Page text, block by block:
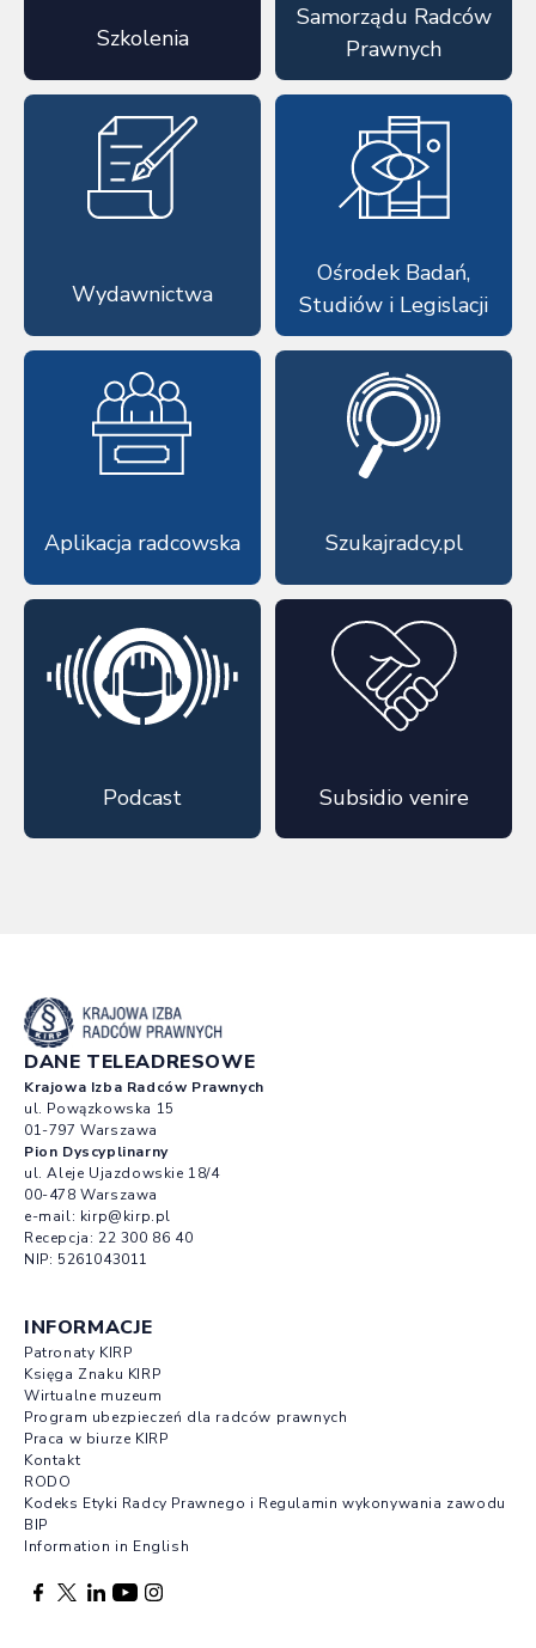
Szkolenia
Samorządu Radców
Prawnych
Wydawnictwa
Ośrodek Badań,
Studiów i Legislacji
Aplikacja radcowska Szukajradcy.pl
Podcast Subsidio venire
DANE TELEADRESOWE
Krajowa Izba Radców Prawnych
ul. Powązkowska 15
01-797 Warszawa
Pion Dyscyplinarny
ul. Aleje Ujazdowskie 18/4
00-478 Warszawa
e-mail: kirp@kirp.pl
Recepcja: 22 300 86 40
NIP: 5261043011
INFORMACJE
Patronaty KIRP
Księga Znaku KIRP
Wirtualne muzeum
Program ubezpieczeń dla radców prawnych
Praca w biurze KIRP
Kontakt
RODO
Kodeks Etyki Radcy Prawnego i Regulamin wykonywania zawodu
BIP
Information in English
Facebook otwierany w nowej karcie
Profil X otwierany w nowej karcie
Profil LinkedIn otwierany w nowej karcie
Profil YouTube otwierany w nowej karcie
Profil Instagram otwierany w nowej karcie